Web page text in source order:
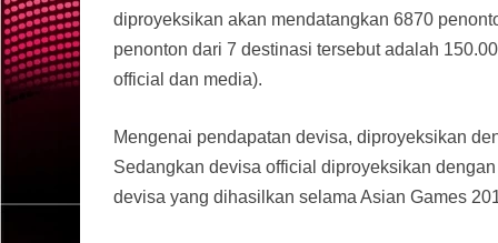
diproyeksikan akan mendatangkan 6870
penonton dari 7 destinasi tersebut adalah
official dan media).
Mengenai pendapatan devisa, diproyeksikan
Sedangkan devisa official diproyeksikan
devisa yang dihasilkan selama Asian Games